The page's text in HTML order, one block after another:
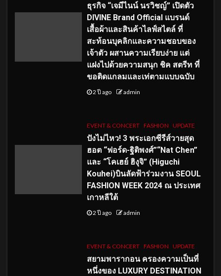
ธุรกิจ “เจมีไนน์ นรวิชญ์” เปิดตัว
DIVINE Brand Official แบรนด์
เสื้อผ้าและสินค้าไลฟ์สไตล์ ที่
สะท้อนบุคลิกและความชอบของ
เจ้าตัว ผสานความเรียบง่าย แต่
แฝงไปด้วยความสนุก ชิค สตรีท ที่
ขอติดแกลมและเท่ตามแบบฉบับ
2 ปี ago admin
EVENT & CONCERT FASHION UPDATE
ปังไม่ไหว! 3 พระเอกซีรีส์วายสุด
ฮอต “ฟอร์ด-ฐิติพงศ์”“Nat Chen”
และ “โคเฮย์ ฮิงุจิ” (Higuchi
Kouhei)บินลัดฟ้าร่วมงาน SEOUL
FASHION WEEK 2024 ณ ประเทศ
เกาหลีใต้
2 ปี ago admin
EVENT & CONCERT FASHION UPDATE
สยามพารากอน ครองความเป็นที่
หนึ่งของ LUXURY DESTINATION